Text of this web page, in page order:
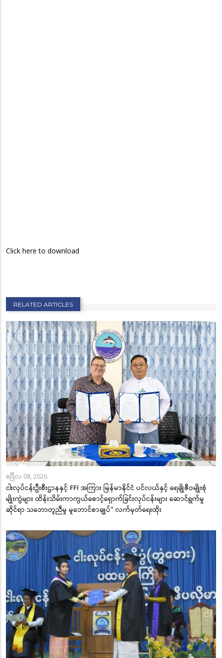
Click here to download
RELATED ARTICLES
ဧပြီလ 08, 2026
ငါးလုပ်ငန်းဦးစီးဌာနနှင့် FFI အကြား မြန်မာနိုင်ငံ ပင်လယ်နှင့် ရေချိုဇီဝမျိုးစုံ
မျိုးကွဲများ ထိန်းသိမ်းကာကွယ်စောင့်ရှောက်ခြင်းလုပ်ငန်းများ ဆောင်ရွက်မှု
ဆိုင်ရာ သဘောတူညီမှု မူဘောင်စာချုပ်” လက်မှတ်ရေးထိုး